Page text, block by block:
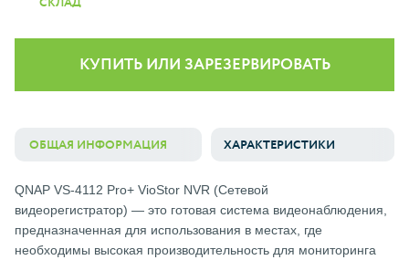
СКЛАД
КУПИТЬ ИЛИ ЗАРЕЗЕРВИРОВАТЬ
ОБЩАЯ ИНФОРМАЦИЯ ХАРАКТЕРИСТИКИ
QNAP VS-4112 Pro+ VioStor NVR (Сетевой
видеорегистратор) — это готовая система видеонаблюдения,
предназначенная для использования в местах, где
необходимы высокая производительность для мониторинга